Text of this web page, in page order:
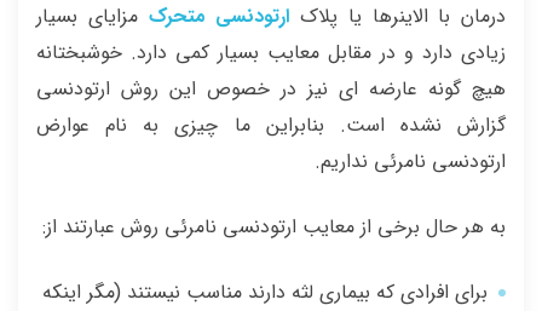
درمان با الاینرها یا پلاک ارتودنسی متحرک مزایای بسیار
زیادی دارد و در مقابل معایب بسیار کمی دارد. خوشبختانه
هیچ گونه عارضه ای نیز در خصوص این روش ارتودنسی
گزارش نشده است. بنابراین ما چیزی به نام عوارض
ارتودنسی نامرئی نداریم.
به هر حال برخی از معایب ارتودنسی نامرئی روش عبارتند از:
برای افرادی که بیماری لثه دارند مناسب نیستند (مگر اینکه